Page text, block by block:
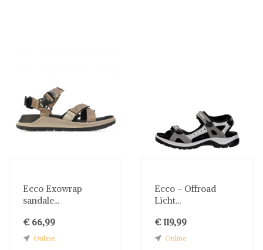
Ecco Exowrap
sandale...
€ 66,99
Online
Ecco - Offroad
Licht...
€ 119,99
Online